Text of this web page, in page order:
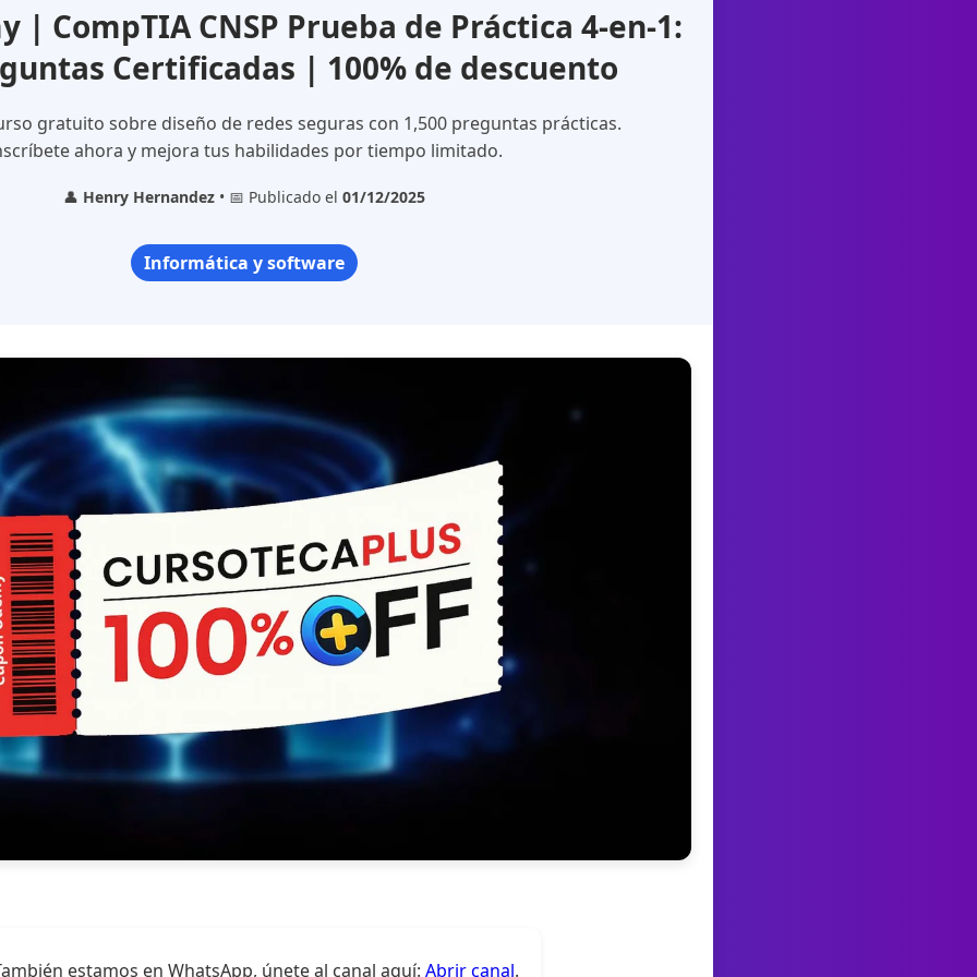
| CompTIA CNSP Prueba de Práctica 4-en-1:
Certificadas | 100% de descuento
gratuito sobre diseño de redes seguras con 1,500 preguntas prácticas.
ahora y mejora tus habilidades por tiempo limitado.
👤 Henry Hernandez • 📅 Publicado el 01/12/2025
Informática y software
estamos en WhatsApp, únete al canal aquí: Abrir canal.